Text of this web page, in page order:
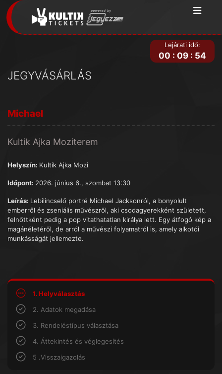
JEGYVÁSÁRLÁS
Lejárati idő:
00 : 09 : 54
Michael
Kultik Ajka Moziterem
Helyszín: Kultik Ajka Mozi
Időpont: 2026. június 6., szombat 13:30
Leírás: Lebilincselő portré Michael Jacksonról, a bonyolult
emberről és zseniális művészről, aki csodagyerekként született,
felnőttként pedig a pop vitathatatlan királya lett. Egy átfogó kép a
magánéletéről, de arról a művészi folyamatról is, amely alkotói
munkásságát jellemezte.
1. Helyválasztás
2. Adatok megadása
3. Rendeléstípus választása
4. Áttekintés és véglegesítés
5 .Visszaigazolás